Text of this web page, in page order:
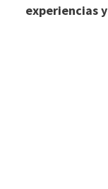
experiencias